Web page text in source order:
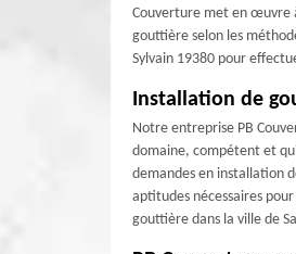
Couverture met en œuvre
gouttière selon les
Sylvain 19380 pour
Installation de
Notre entreprise PB
domaine, compétent et
demandes en installation
aptitudes nécessaires
gouttière dans la ville de